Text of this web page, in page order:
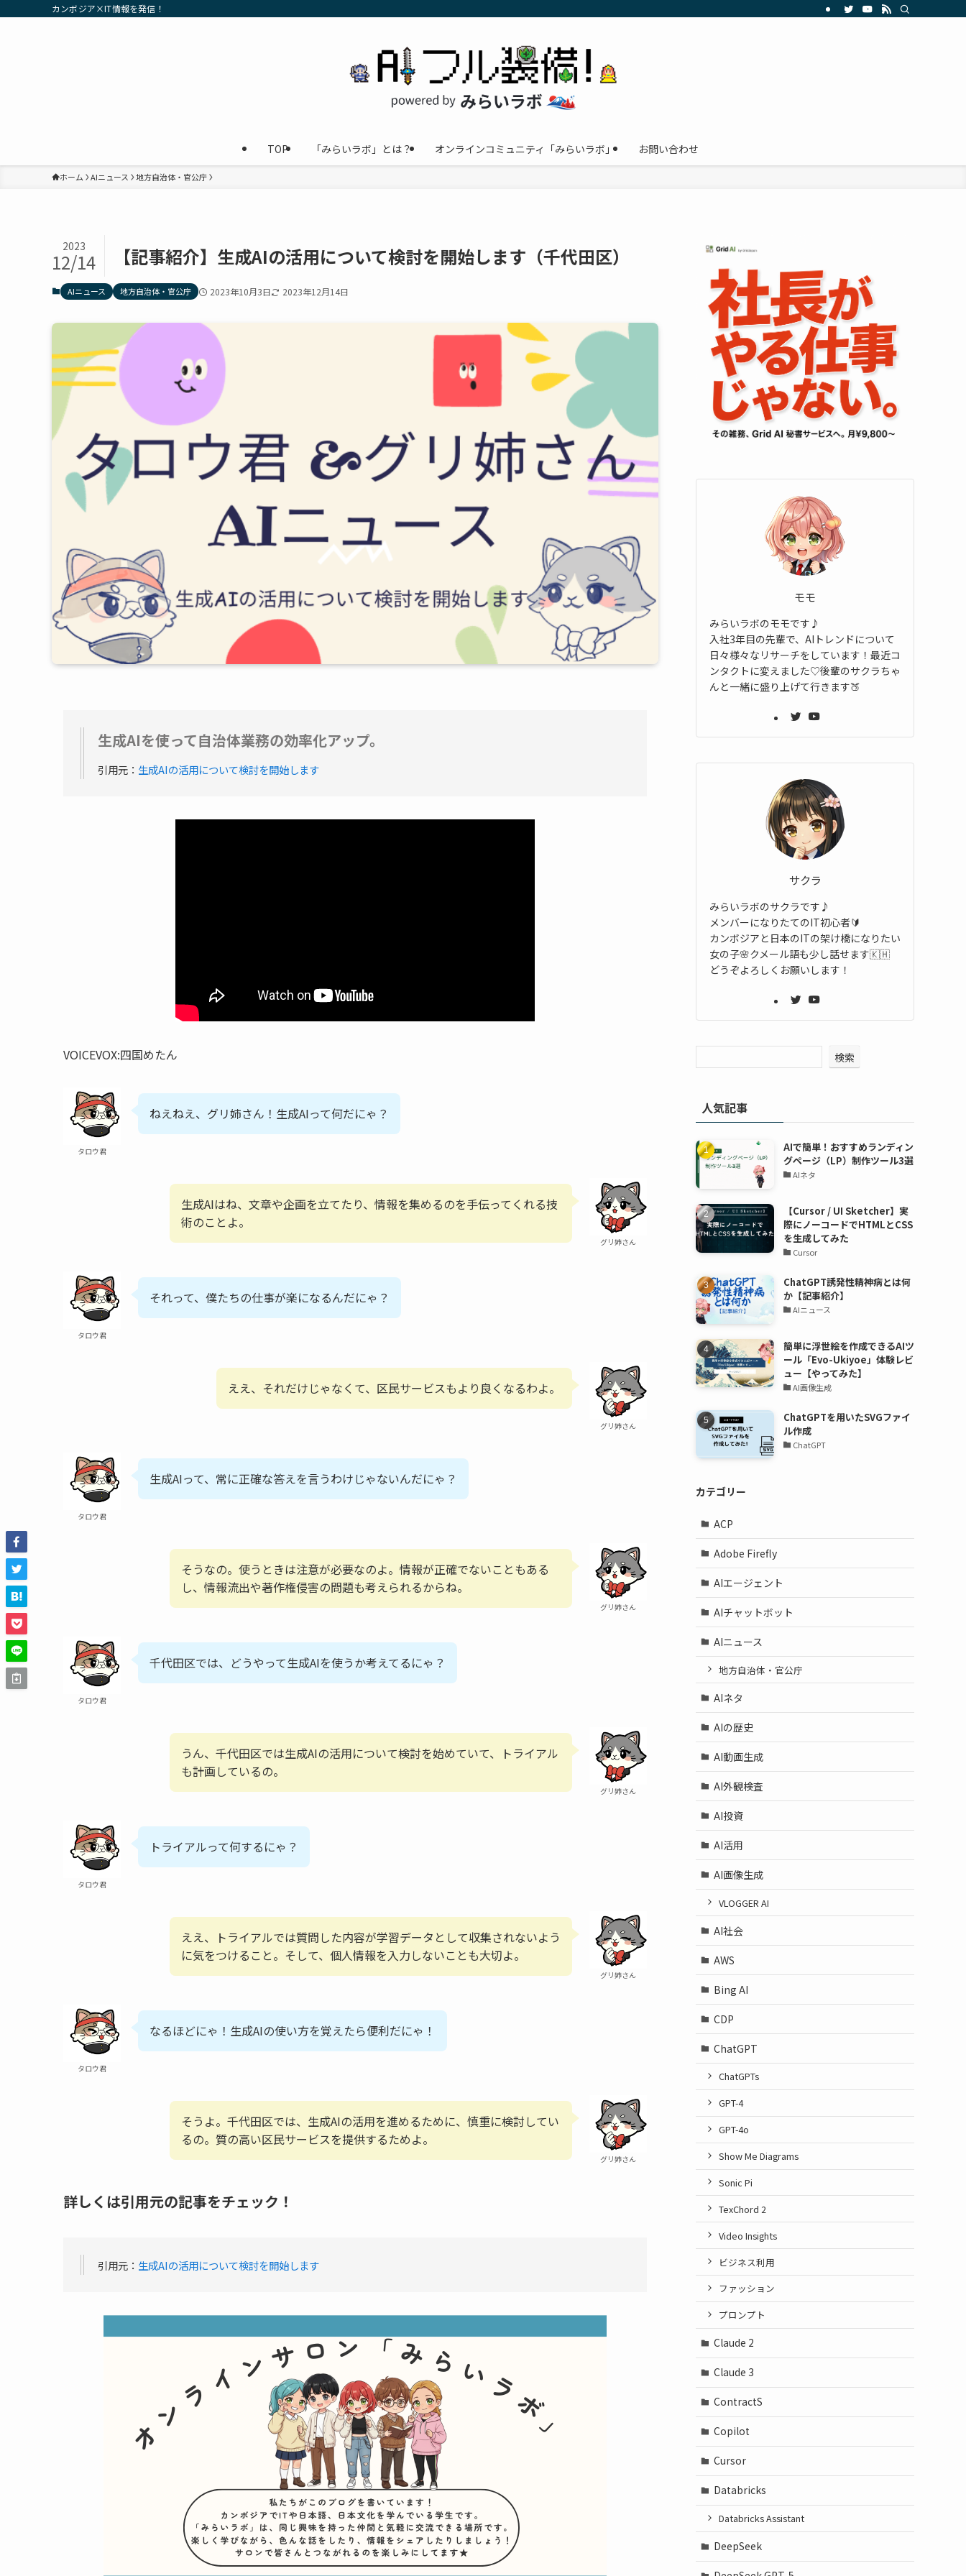
カンボジア×IT情報を発信！
TOP 「みらいラボ」とは？ オンラインコミュニティ「みらいラボ」 お問い合わせ
ホーム AIニュース 地方自治体・官公庁
【記事紹介】生成AIの活用について検討を開始します（千代田区）
2023
12/14
AIニュース 地方自治体・官公庁 2023年10月3日 2023年12月14日
生成AIを使って自治体業務の効率化アップ。
引用元： 生成AIの活用について検討を開始します
VOICEVOX:四国めたん
タロウ君
ねえねえ、グリ姉さん！生成AIって何だにゃ？
グリ姉さん
生成AIはね、文章や企画を立てたり、情報を集めるのを手伝ってくれる技
術のことよ。
タロウ君
それって、僕たちの仕事が楽になるんだにゃ？
グリ姉さん
ええ、それだけじゃなくて、区民サービスもより良くなるわよ。
タロウ君
生成AIって、常に正確な答えを言うわけじゃないんだにゃ？
グリ姉さん
そうなの。使うときは注意が必要なのよ。情報が正確でないこともある
し、情報流出や著作権侵害の問題も考えられるからね。
タロウ君
千代田区では、どうやって生成AIを使うか考えてるにゃ？
グリ姉さん
うん、千代田区では生成AIの活用について検討を始めていて、トライアル
も計画しているの。
タロウ君
トライアルって何するにゃ？
グリ姉さん
ええ、トライアルでは質問した内容が学習データとして収集されないよう
に気をつけること。そして、個人情報を入力しないことも大切よ。
タロウ君
なるほどにゃ！生成AIの使い方を覚えたら便利だにゃ！
グリ姉さん
そうよ。千代田区では、生成AIの活用を進めるために、慎重に検討してい
るの。質の高い区民サービスを提供するためよ。
詳しくは引用元の記事をチェック！
引用元： 生成AIの活用について検討を開始します
モモ
みらいラボのモモです♪
入社3年目の先輩で、AIトレンドについて
日々様々なリサーチをしています！最近コ
ンタクトに変えました♡後輩のサクラちゃ
んと一緒に盛り上げて行きます🍑
サクラ
みらいラボのサクラです♪
メンバーになりたてのIT初心者🔰
カンボジアと日本のITの架け橋になりたい
女の子🌸クメール語も少し話せます🇰🇭
どうぞよろしくお願いします！
検索
人気記事
AIで簡単！おすすめランディン
グページ（LP）制作ツール3選
AIネタ
【Cursor / UI Sketcher】実
際にノーコードでHTMLとCSS
を生成してみた
Cursor
ChatGPT誘発性精神病とは何
か【記事紹介】
AIニュース
簡単に浮世絵を作成できるAIツ
ール「Evo-Ukiyoe」体験レビ
ュー【やってみた】
AI画像生成
ChatGPTを用いたSVGファイ
ル作成
ChatGPT
カテゴリー
ACP
Adobe Firefly
AIエージェント
AIチャットボット
AIニュース
地方自治体・官公庁
AIネタ
AIの歴史
AI動画生成
AI外観検査
AI投資
AI活用
AI画像生成
VLOGGER AI
AI社会
AWS
Bing AI
CDP
ChatGPT
ChatGPTs
GPT-4
GPT-4o
Show Me Diagrams
Sonic Pi
TexChord 2
Video Insights
ビジネス利用
ファッション
プロンプト
Claude 2
Claude 3
ContractS
Copilot
Cursor
Databricks
Databricks Assistant
DeepSeek